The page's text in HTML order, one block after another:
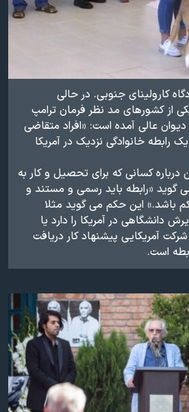
کارولینای جنوبی. در حالی
از کشورهای مد نظر فرمان ترامپ
عالی آمده است: «افراد متقاضی
رابطه خانوادگی نزدیک در آمریکا
کسانی که برای تحصیل و کار به
گوید «رابطه باید رسمی و مستند و
باشد.» این حکم می گوید مثلا
دانشگاهی در آمریکا را دارد یا
آمریکایی پیشنهاد کار دریافت
است.